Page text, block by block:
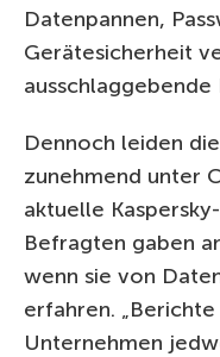
Datenpannen,
Gerätesicherheit
ausschlaggebende
Dennoch leiden
zunehmend unter
aktuelle
Befragten gaben
wenn sie von
erfahren.
Unternehmen